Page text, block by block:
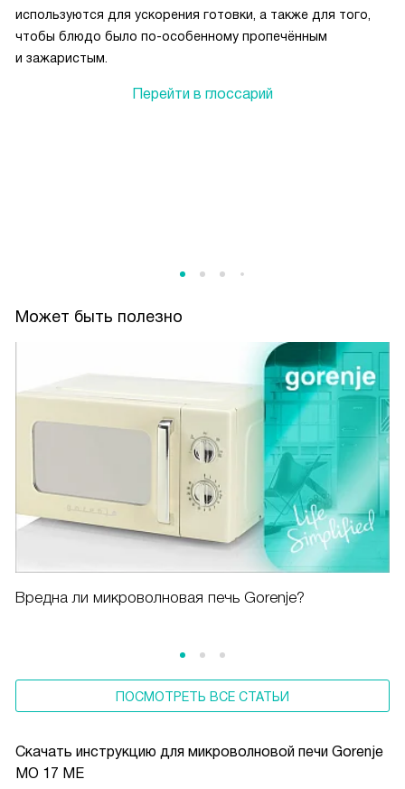
Скачать инструкцию для микроволновой печи Gorenje
MO 17 ME
используются для ускорения готовки, а также для того,
чтобы блюдо было по-особенному пропечённым
и зажаристым.
Перейти в глоссарий
Может быть полезно
Вредна ли микроволновая печь Gorenje?
ПОСМОТРЕТЬ ВСЕ СТАТЬИ